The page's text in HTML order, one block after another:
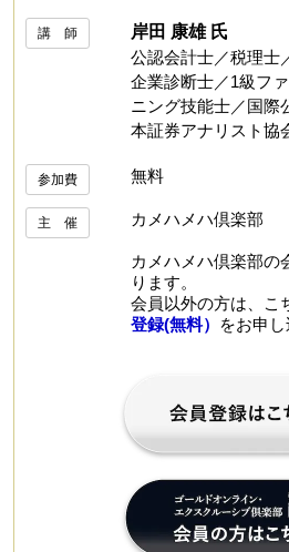
講 師
岸田 康雄 氏
公認会計士／税理士
企業診断士／1級フ
ニング技能士／国際
本証券アナリスト協
参加費 無料
主 催 カメハメハ倶楽部
カメハメハ倶楽部の
ります。
会員以外の方は、こ
登録(無料） をお申し